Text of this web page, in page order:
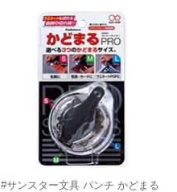
#サンスター文具 パンチ かどまる